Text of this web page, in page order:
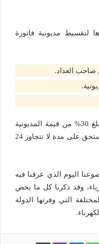
لتقسيط مديونية فاتورة
صاحب العداد.
ثم بعد ذلك يقوم المواطن بدفع مبلغ 30% من قيمة المديونية
كحد أدنى، ويقسط باقي المبلغ المستحق على مدة لا تتجاوز 24
اليوم الذي عرفنا فيه
وقد ذكرنا كل ما يخص
التي وفرتها الدولة